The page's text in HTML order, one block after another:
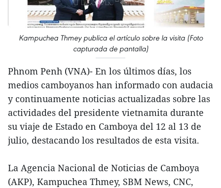
Kampuchea Thmey publica el artículo sobre la visita (Foto
capturada de pantalla)
Phnom Penh (VNA)- En los últimos días, los
medios camboyanos han informado con audacia
y continuamente noticias actualizadas sobre las
actividades del presidente vietnamita durante
su viaje de Estado en Camboya del 12 al 13 de
julio, destacando los resultados de esta visita.
La Agencia Nacional de Noticias de Camboya
(AKP), Kampuchea Thmey, SBM News, CNC,